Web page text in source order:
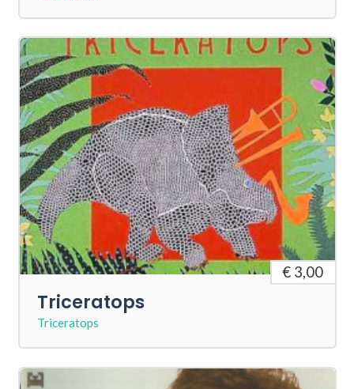
€ 3,00
Triceratops
Triceratops